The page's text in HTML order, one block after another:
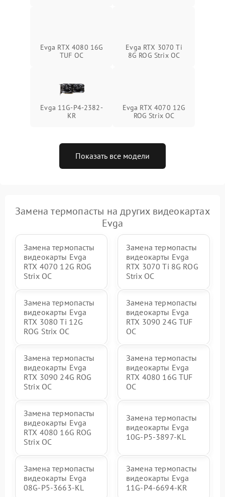
Evga RTX 4080 16G
TUF OC
Evga RTX 3070 Ti
8G ROG Strix OC
Evga 11G-P4-2382-
KR
Evga RTX 4070 12G
ROG Strix OC
Показать все модели
Замена термопасты на других видеокартах
Evga
Замена термопасты
видеокарты Evga
RTX 4070 12G ROG
Strix OC
Замена термопасты
видеокарты Evga
RTX 3070 Ti 8G ROG
Strix OC
Замена термопасты
видеокарты Evga
RTX 3080 Ti 12G
ROG Strix OC
Замена термопасты
видеокарты Evga
RTX 3090 24G TUF
OC
Замена термопасты
видеокарты Evga
RTX 3090 24G ROG
Strix OC
Замена термопасты
видеокарты Evga
RTX 4080 16G TUF
OC
Замена термопасты
видеокарты Evga
RTX 4080 16G ROG
Strix OC
Замена термопасты
видеокарты Evga
10G-P5-3897-KL
Замена термопасты
видеокарты Evga
08G-P5-3663-KL
Замена термопасты
видеокарты Evga
11G-P4-6694-KR